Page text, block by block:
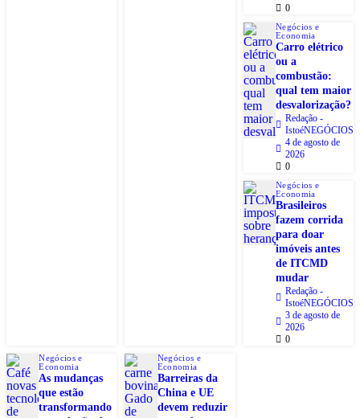
0
Negócios e
Economia
Carro elétrico
ou a
combustão:
qual tem maior
desvalorização?
Redação -
IstoéNEGÓCIOS
4 de agosto de
2026
0
Negócios e
Economia
Brasileiros
fazem corrida
para doar
imóveis antes
de ITCMD
mudar
Redação -
IstoéNEGÓCIOS
3 de agosto de
2026
0
Negócios e
Economia
As mudanças
que estão
transformando
Negócios e
Economia
Barreiras da
China e UE
devem reduzir